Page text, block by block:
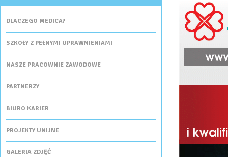
DLACZEGO MEDICA?
SZKOŁY Z PEŁNYMI UPRAWNIENIAMI
NASZE PRACOWNIE ZAWODOWE
PARTNERZY
BIURO KARIER
PROJEKTY UNIJNE
GALERIA ZDJĘĆ